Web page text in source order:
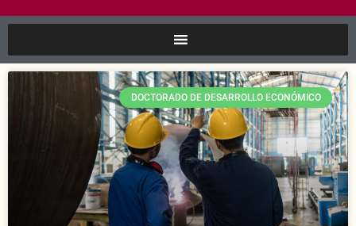
DOCTORADO DE DESARROLLO ECONÓMICO